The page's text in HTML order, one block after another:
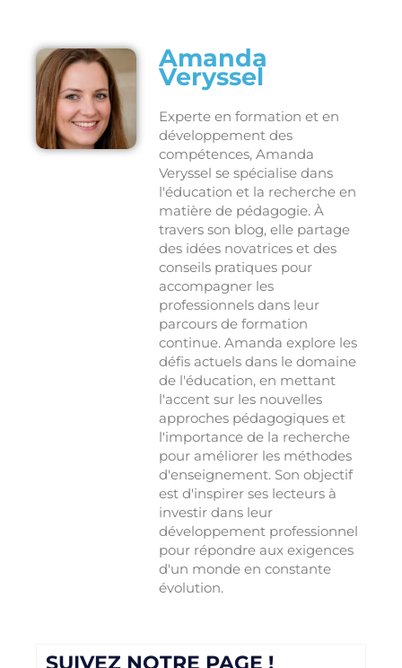
Amanda
Veryssel
Experte en formation et en
développement des
compétences, Amanda
Veryssel se spécialise dans
l'éducation et la recherche en
matière de pédagogie. À
travers son blog, elle partage
des idées novatrices et des
conseils pratiques pour
accompagner les
professionnels dans leur
parcours de formation
continue. Amanda explore les
défis actuels dans le domaine
de l'éducation, en mettant
l'accent sur les nouvelles
approches pédagogiques et
l'importance de la recherche
pour améliorer les méthodes
d'enseignement. Son objectif
est d'inspirer ses lecteurs à
investir dans leur
développement professionnel
pour répondre aux exigences
d'un monde en constante
évolution.